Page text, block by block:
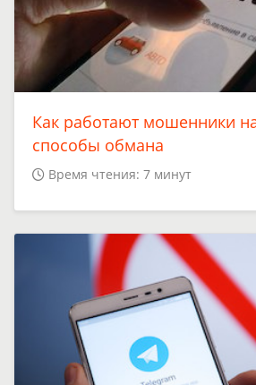
Как работают мошенники
способы обмана
Время чтения: 7 минут